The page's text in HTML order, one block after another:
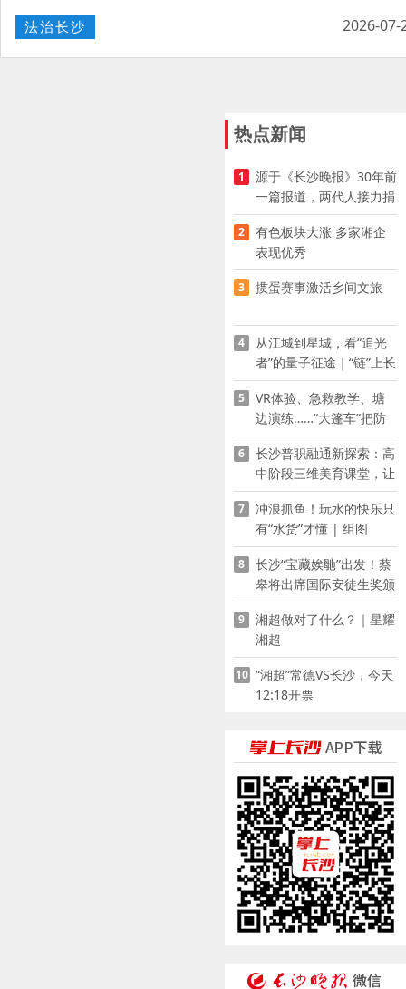
法治长沙 2026-07-
热点新闻
1
源于《长沙晚报》30年前
一篇报道，两代人接力捐
资助学
2
有色板块大涨 多家湘企
表现优秀
3 掼蛋赛事激活乡间文旅
4
从江城到星城，看“追光
者”的量子征途｜“链”上长
沙 “才”够硬核
5
VR体验、急救教学、塘
边演练……“大篷车”把防
溺水课堂搬到乡村青少年
家门口
6
长沙普职融通新探索：高
中阶段三维美育课堂，让
少年向美而生
7
冲浪抓鱼！玩水的快乐只
有“水货”才懂 | 组图
8
长沙“宝藏娭毑”出发！蔡
皋将出席国际安徒生奖颁
奖典礼并领奖
9
湘超做对了什么？｜星耀
湘超
10 “湘超”常德VS长沙，今天
12:18开票